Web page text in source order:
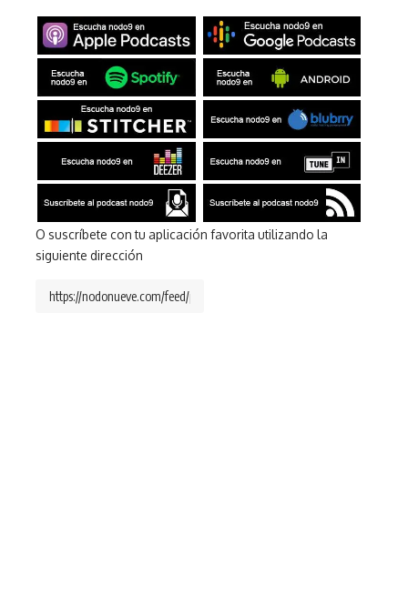
O suscríbete con tu aplicación favorita utilizando la
siguiente dirección